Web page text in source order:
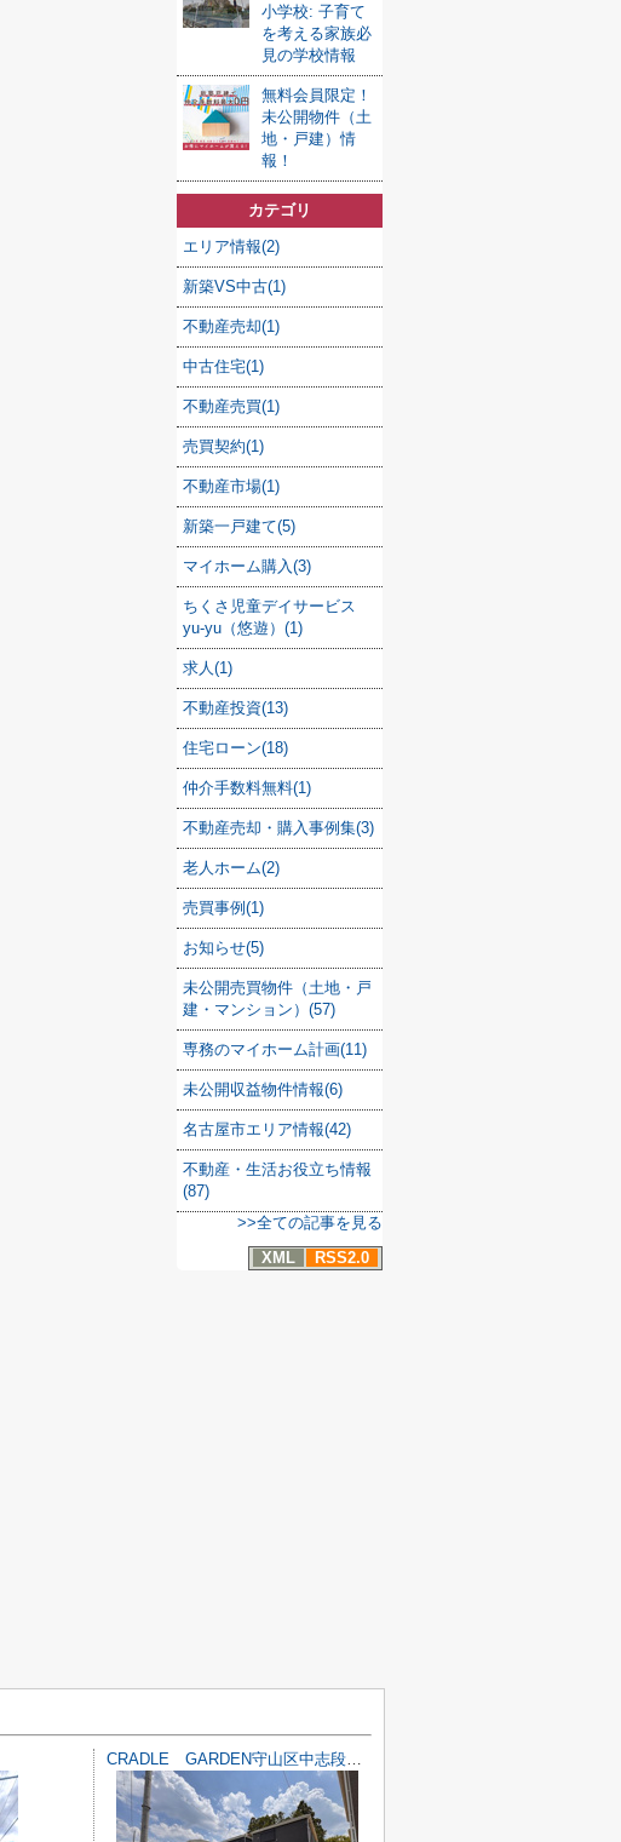
小学校: 子育て
を考える家族必
見の学校情報
無料会員限定！
未公開物件（土
地・戸建）情
報！
カテゴリ
エリア情報(2)
新築VS中古(1)
不動産売却(1)
中古住宅(1)
不動産売買(1)
売買契約(1)
不動産市場(1)
新築一戸建て(5)
マイホーム購入(3)
ちくさ児童デイサービス
yu-yu（悠遊）(1)
求人(1)
不動産投資(13)
住宅ローン(18)
仲介手数料無料(1)
不動産売却・購入事例集(3)
老人ホーム(2)
売買事例(1)
お知らせ(5)
未公開売買物件（土地・戸
建・マンション）(57)
専務のマイホーム計画(11)
未公開収益物件情報(6)
名古屋市エリア情報(42)
不動産・生活お役立ち情報
(87)
>>全ての記事を見る
XML
RSS2.0
CRADLE GARDEN守山区中志段味第3【仲介手数料無料 志段味東小 志段味中】